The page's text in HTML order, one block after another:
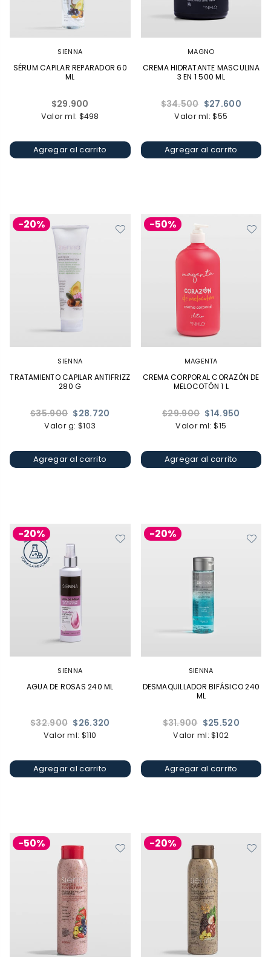
SIENNA
SÉRUM CAPILAR REPARADOR 60
ML
Precio
habitual
$29.900
Valor ml: $498
Agregar al carrito
MAGNO
CREMA HIDRATANTE MASCULINA
3 EN 1 500 ML
Precio
habitual
$34.500 $27.600
Valor ml: $55
Agregar al carrito
-20%
SIENNA
TRATAMIENTO CAPILAR ANTIFRIZZ
280 G
Precio
habitual
$35.900 $28.720
Valor g: $103
Agregar al carrito
-50%
MAGENTA
CREMA CORPORAL CORAZÓN DE
MELOCOTÓN 1 L
Precio
habitual
$29.900 $14.950
Valor ml: $15
Agregar al carrito
-20%
SIENNA
AGUA DE ROSAS 240 ML
Precio
habitual
$32.900 $26.320
Valor ml: $110
Agregar al carrito
-20%
SIENNA
DESMAQUILLADOR BIFÁSICO 240
ML
Precio
habitual
$31.900 $25.520
Valor ml: $102
Agregar al carrito
-50% -20%